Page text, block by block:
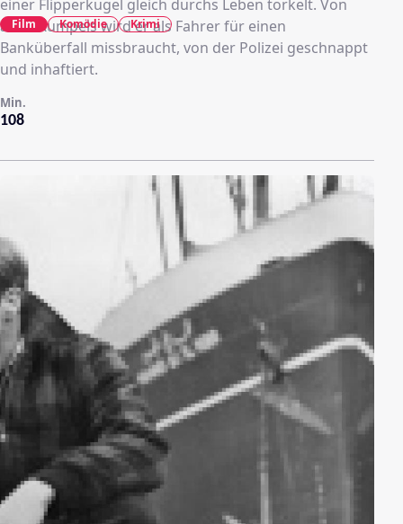
einer Flipperkugel gleich durchs Leben torkelt. Von
alten Kumpels wird er als Fahrer für einen
Banküberfall missbraucht, von der Polizei geschnappt
und inhaftiert.
108
Min.
Film Komödie Krimi